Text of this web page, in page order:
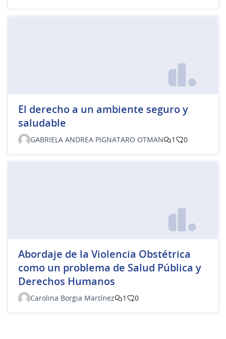
El derecho a un ambiente seguro y
saludable
GABRIELA ANDREA PIGNATARO OTMAN 1 0
Abordaje de la Violencia Obstétrica
como un problema de Salud Pública y
Derechos Humanos
Carolina Borgia Martínez 1 0